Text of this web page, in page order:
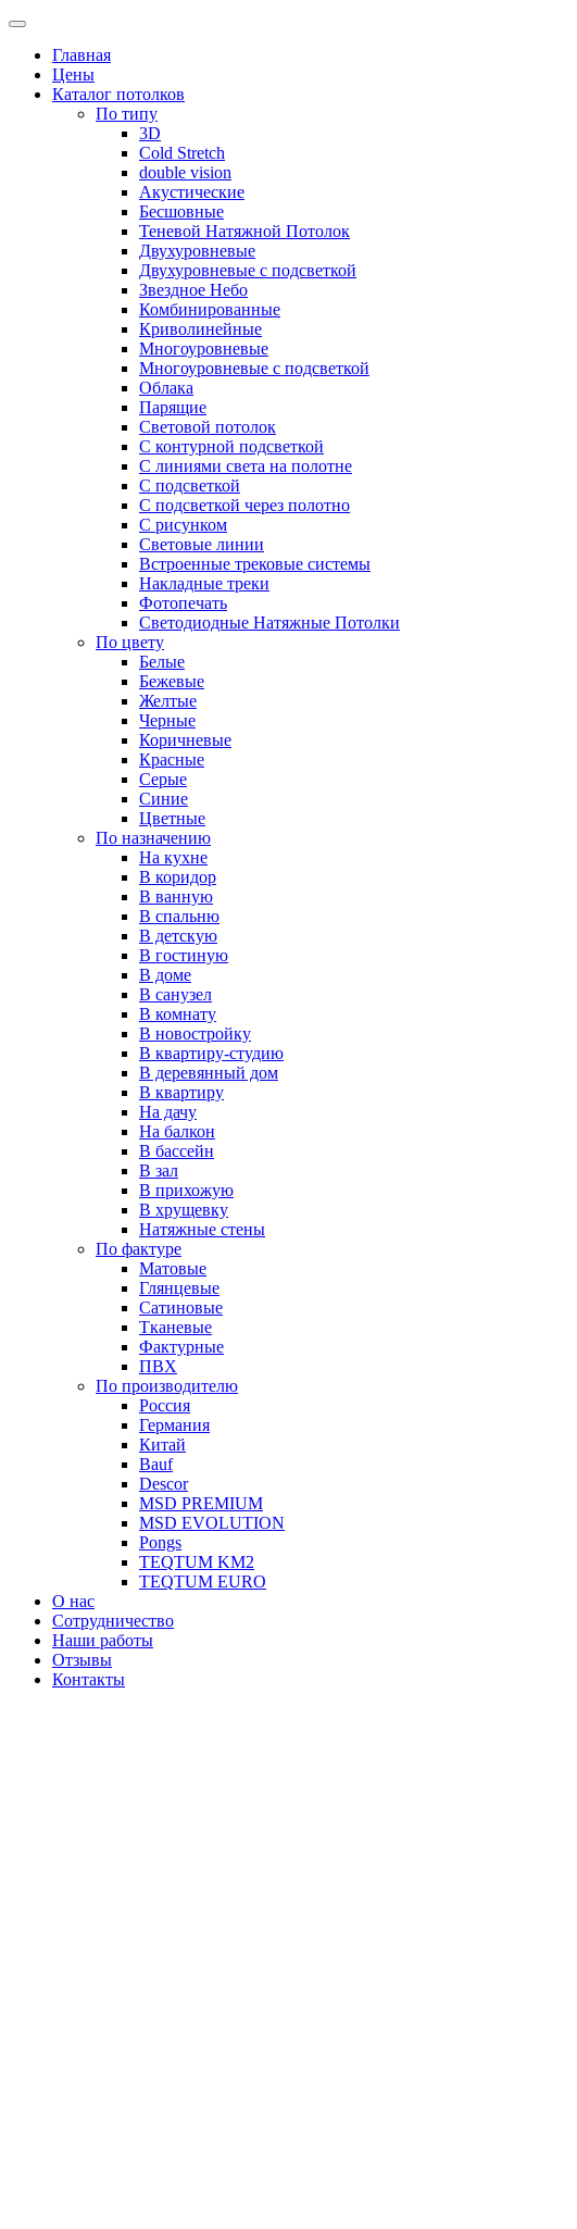
Skip
contentГлавная
Цены
Каталог потолков
По типу
3D
Cold Stretch
double vision
Акустические
Бесшовные
Теневой Натяжной Потолок
Двухуровневые
Двухуровневые с подсветкой
Звездное Небо
Комбинированные
Криволинейные
Многоуровневые
Многоуровневые с подсветкой
Облака
Парящие
Световой потолок
С контурной подсветкой
С линиями света на полотне
С подсветкой
С подсветкой через полотно
С рисунком
Световые линии
Встроенные трековые системы
Накладные треки
Фотопечать
Светодиодные Натяжные Потолки
По цвету
Белые
Бежевые
Желтые
Черные
Коричневые
Красные
Серые
Синие
Цветные
По назначению
На кухне
В коридор
В ванную
В спальню
В детскую
В гостиную
В доме
В санузел
В комнату
В новостройку
В квартиру-студию
В деревянный дом
В квартиру
На дачу
На балкон
В бассейн
В зал
В прихожую
В хрущевку
Натяжные стены
По фактуре
Матовые
Глянцевые
Сатиновые
Тканевые
Фактурные
ПВХ
По производителю
Россия
Германия
Китай
Вauf
Descor
MSD PREMIUM
MSD EVOLUTION
Pongs
TEQTUM KM2
TEQTUM EURO
О нас
Сотрудничество
Наши работы
Отзывы
Контакты